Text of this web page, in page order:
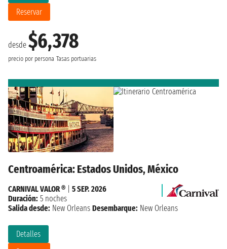
desde $6,378
precio por persona Tasas portuarias
Reservar
Centroamérica: Estados Unidos, México
Detalles
CARNIVAL VALOR ®
5 SEP. 2026
Duración: 5 noches
Salida desde: New Orleans Desembarque: New Orleans